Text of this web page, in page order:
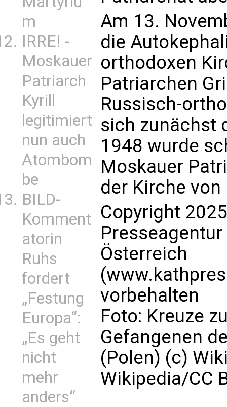
m
IRRE! -
Moskauer
Patriarch
Kyrill
legitimiert
nun auch
Atombom
be
BILD-
Komment
atorin
Ruhs
fordert
„Festung
Europa“:
„Es geht
nicht
mehr
anders“
Am 13.
die
orthodoxen
Patriarchen
Russisch-
sich zunächst
1948 wurde
Moskauer
der Kirche
Copyright
Presseagentur
Österreich
vorbehalten
Foto: Kreuze
Gefangenen
(Polen) (c)
Wikipedia/CC